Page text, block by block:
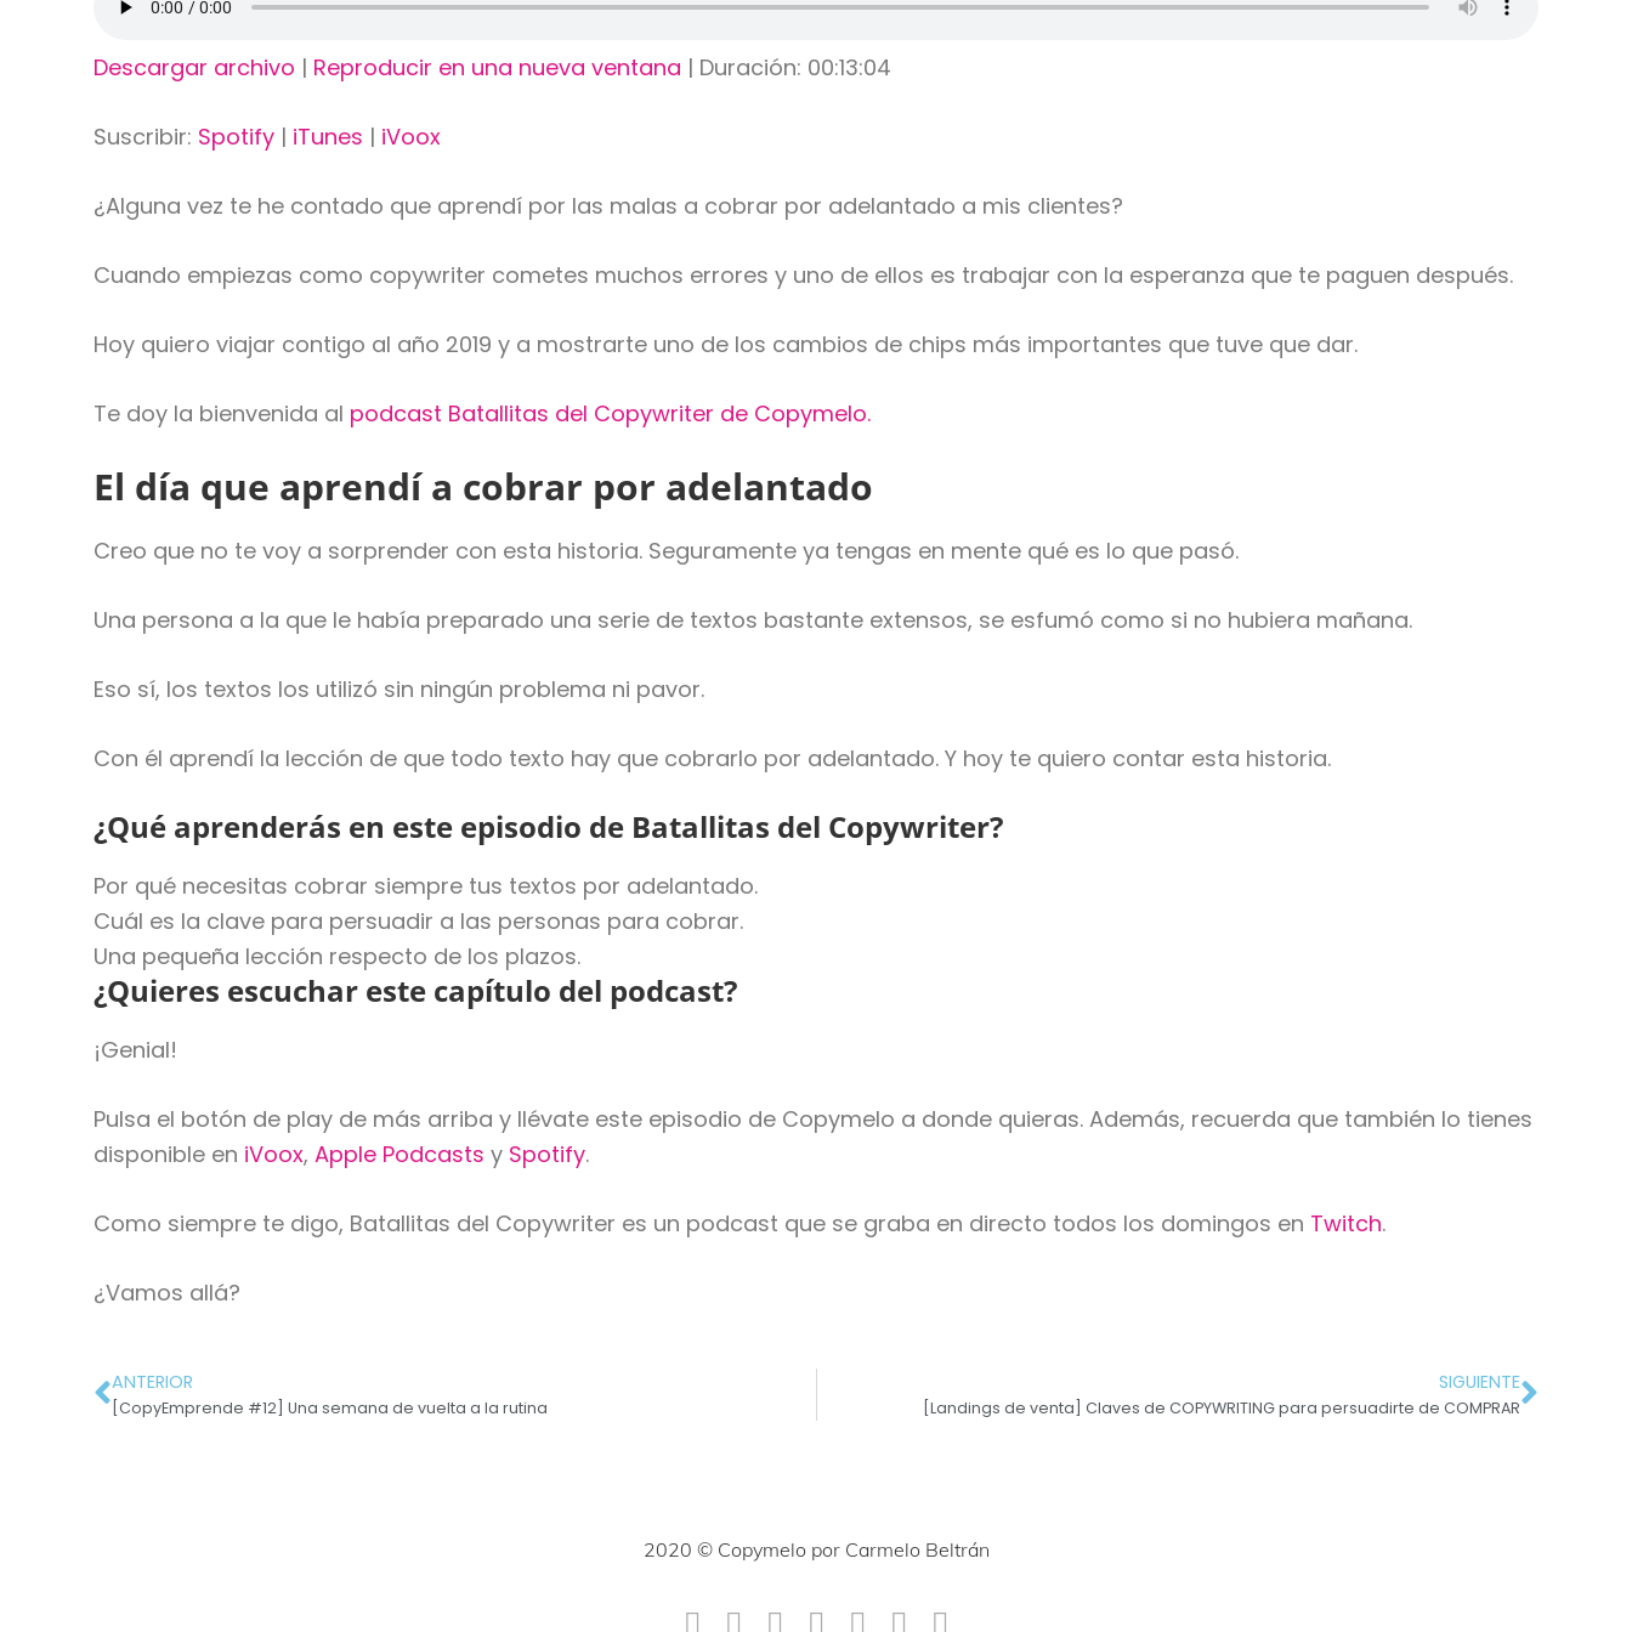
Descargar archivo | Reproducir en una nueva ventana | Duración: 00:13:04
Suscribir: Spotify | iTunes | iVoox
¿Alguna vez te he contado que aprendí por las malas a cobrar por adelantado a mis clientes?
Cuando empiezas como copywriter cometes muchos errores y uno de ellos es trabajar con la esperanza que te paguen después.
Hoy quiero viajar contigo al año 2019 y a mostrarte uno de los cambios de chips más importantes que tuve que dar.
Te doy la bienvenida al podcast Batallitas del Copywriter de Copymelo.
El día que aprendí a cobrar por adelantado
Creo que no te voy a sorprender con esta historia. Seguramente ya tengas en mente qué es lo que pasó.
Una persona a la que le había preparado una serie de textos bastante extensos, se esfumó como si no hubiera mañana.
Eso sí, los textos los utilizó sin ningún problema ni pavor.
Con él aprendí la lección de que todo texto hay que cobrarlo por adelantado. Y hoy te quiero contar esta historia.
¿Qué aprenderás en este episodio de Batallitas del Copywriter?
Por qué necesitas cobrar siempre tus textos por adelantado.
Cuál es la clave para persuadir a las personas para cobrar.
Una pequeña lección respecto de los plazos.
¿Quieres escuchar este capítulo del podcast?
¡Genial!
Pulsa el botón de play de más arriba y llévate este episodio de Copymelo a donde quieras. Además, recuerda que también lo tienes
disponible en iVoox,Apple Podcasts y Spotify.
Como siempre te digo, Batallitas del Copywriter es un podcast que se graba en directo todos los domingos en Twitch.
¿Vamos allá?
ANTERIOR
[CopyEmprende #12] Una semana de vuelta a la rutina
SIGUIENTE
[Landings de venta] Claves de COPYWRITING para persuadirte de COMPRAR
2020 © Copymelo por Carmelo Beltrán